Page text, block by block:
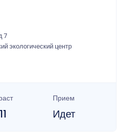
7
экологический центр
Прием
Идет